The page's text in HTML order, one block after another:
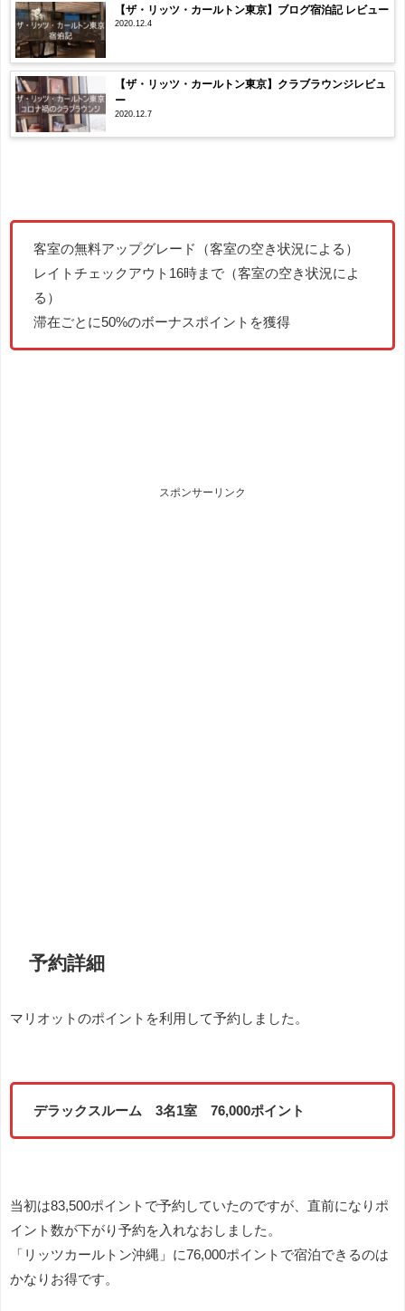
【ザ・リッツ・カールトン東京】ブログ宿泊記 レビュー
2020.12.4
【ザ・リッツ・カールトン東京】クラブラウンジレビュ
ー
2020.12.7
客室の無料アップグレード（客室の空き状況による）
レイトチェックアウト16時まで（客室の空き状況によ
る）
滞在ごとに50%のボーナスポイントを獲得
スポンサーリンク
予約詳細
マリオットのポイントを利用して予約しました。
デラックスルーム 3名1室 76,000ポイント
当初は83,500ポイントで予約していたのですが、直前になりポ
イント数が下がり予約を入れなおしました。
「リッツカールトン沖縄」に76,000ポイントで宿泊できるのは
かなりお得です。